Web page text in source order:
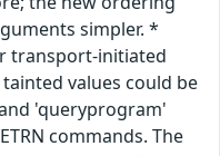
simpler. *
transport-initiated
values could be
'queryprogram'
commands. The